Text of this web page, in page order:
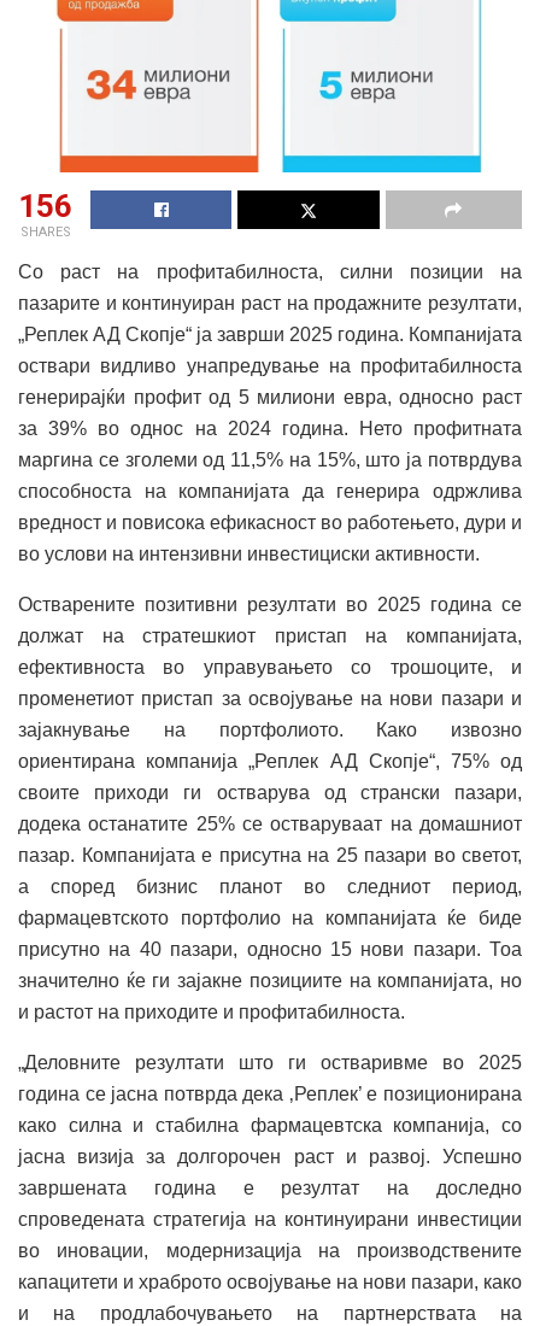
156
SHARES
Со раст на профитабилноста, силни позиции на
пазарите и континуиран раст на продажните резултати,
„Реплек АД Скопје“ ја заврши 2025 година. Компанијата
оствари видливо унапредување на профитабилноста
генерирајќи профит од 5 милиони евра, односно раст
за 39% во однос на 2024 година. Нето профитната
маргина се зголеми од 11,5% на 15%, што ја потврдува
способноста на компанијата да генерира одржлива
вредност и повисока ефикасност во работењето, дури и
во услови на интензивни инвестициски активности.
Остварените позитивни резултати во 2025 година се
должат на стратешкиот пристап на компанијата,
ефективноста во управувањето со трошоците, и
променетиот пристап за освојување на нови пазари и
зајакнување на портфолиото. Како извозно
ориентирана компанија „Реплек АД Скопје“, 75% од
своите приходи ги остварува од странски пазари,
додека останатите 25% се остваруваат на домашниот
пазар. Компанијата е присутна на 25 пазари во светот,
а според бизнис планот во следниот период,
фармацевтското портфолио на компанијата ќе биде
присутно на 40 пазари, односно 15 нови пазари. Тоа
значително ќе ги зајакне позициите на компанијата, но
и растот на приходите и профитабилноста.
„Деловните резултати што ги остваривме во 2025
година се јасна потврда дека ‚Реплек’ е позиционирана
како силна и стабилна фармацевтска компанија, со
јасна визија за долгорочен раст и развој. Успешно
завршената година е резултат на доследно
спроведената стратегија на континуирани инвестиции
во иновации, модернизација на производствените
капацитети и храброто освојување на нови пазари, како
и на продлабочувањето на партнерствата на